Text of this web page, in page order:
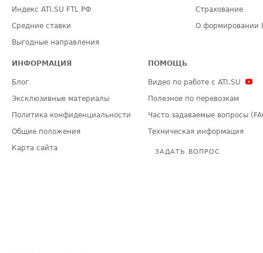
Индекс ATI.SU FTL РФ
Средние ставки
Выгодные направления
Страхование
О формировании
ИНФОРМАЦИЯ
Блог
Эксклюзивные материалы
Политика конфиденциальности
Общие положения
Карта сайта
ПОМОЩЬ
Видео по работе с ATI.SU
Полезное по перевозкам
Часто задаваемые вопросы
Техническая информация
ЗАДАТЬ ВОПРОС